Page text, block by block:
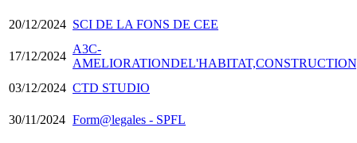
20/12/2024 SCI DE LA FONS DE CEE
17/12/2024
A3C-
03/12/2024 CTD STUDIO
30/11/2024 Form@legales - SPFL